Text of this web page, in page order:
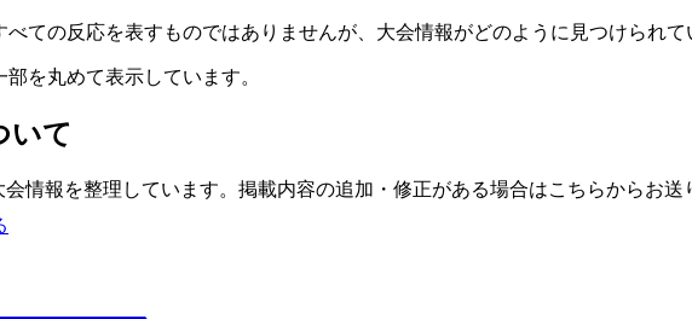
ての反応を表すものではありませんが、大会情報がどのように見つけられて
を丸めて表示しています。
いて
情報を整理しています。掲載内容の追加・修正がある場合はこちらからお送